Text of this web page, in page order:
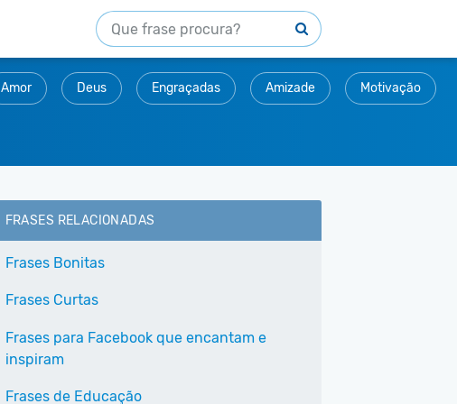
Amor Deus Engraçadas Amizade Motivação
FRASES RELACIONADAS
Frases Bonitas
Frases Curtas
Frases para Facebook que encantam e
inspiram
Frases de Educação